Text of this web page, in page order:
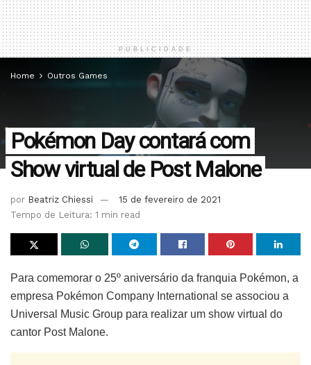
PUBLICIDADE
Home Outros Games
Pokémon Day contará com
Show virtual de Post Malone
por Beatriz Chiessi
15 de fevereiro de 2021
Tempo de Leitura: 1 min read
Para comemorar o 25º aniversário da franquia Pokémon, a
empresa Pokémon Company International se associou a
Universal Music Group para realizar um show virtual do
cantor Post Malone.